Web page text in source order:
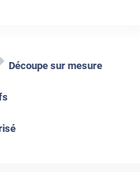
Découpe sur mesure